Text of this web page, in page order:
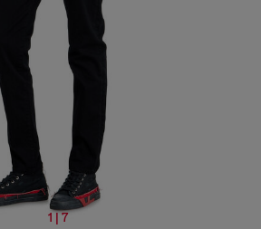
1 | 7